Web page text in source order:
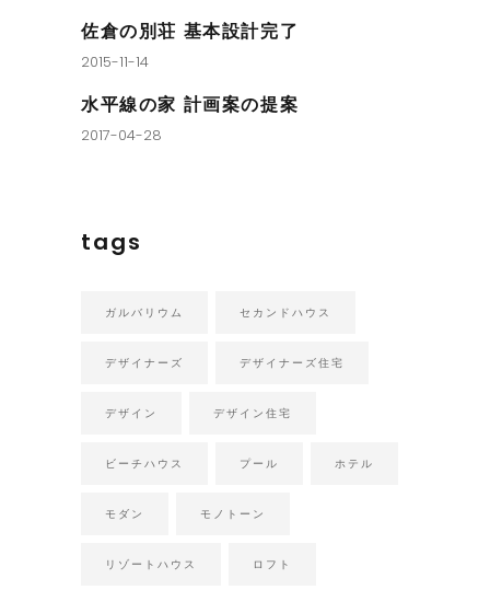
佐倉の別荘 基本設計完了
2015-11-14
水平線の家 計画案の提案
2017-04-28
tags
ガルバリウム セカンドハウス
デザイナーズ デザイナーズ住宅
デザイン デザイン住宅
ビーチハウス プール ホテル
モダン モノトーン
リゾートハウス ロフト